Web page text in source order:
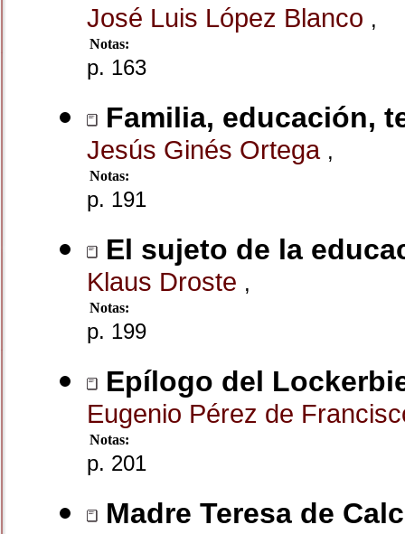
José Luis López Blanco ,
Notas:
p. 163
Familia, educación,
Jesús Ginés Ortega ,
Notas:
p. 191
El sujeto de la
Klaus Droste ,
Notas:
p. 199
Epílogo del
Eugenio Pérez de
Notas:
p. 201
Madre Teresa de